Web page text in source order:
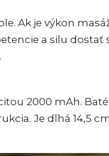
Ak je výkon
a silu dostať
.
2000 mAh.
Je dlhá 14,5